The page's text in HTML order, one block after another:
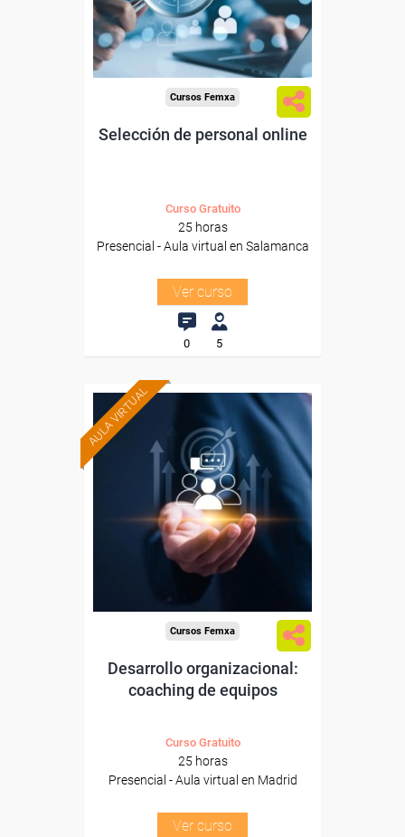
Para todos los sectores.
Cursos Femxa
Selección de personal online
Curso Gratuito
25 horas
Presencial - Aula virtual en Salamanca
Ver curso
0 5
AULA VIRTUAL Formación 100%
subvencionada.
Para trabajadores y
autónomos de Madrid.
Para todos los sectores.
Cursos Femxa
Desarrollo organizacional:
coaching de equipos
Curso Gratuito
25 horas
Presencial - Aula virtual en Madrid
Ver curso